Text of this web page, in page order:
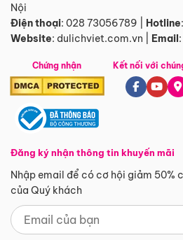
Nội
Điện thoại: 028 73056789 Hotline:
Website: dulichviet.com.vn Email:
Chứng nhận
Đăng ký nhận thông tin khuyến mãi
Nhập email để có cơ hội giảm 50%
của Quý khách
Kết nối với